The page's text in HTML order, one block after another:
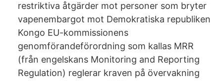
restriktiva åtgärder mot personer som bryter
vapenembargot mot Demokratiska republiken
Kongo EU-kommissionens
genomförandeförordning som kallas MRR
(från engelskans Monitoring and Reporting
Regulation) reglerar kraven på övervakning